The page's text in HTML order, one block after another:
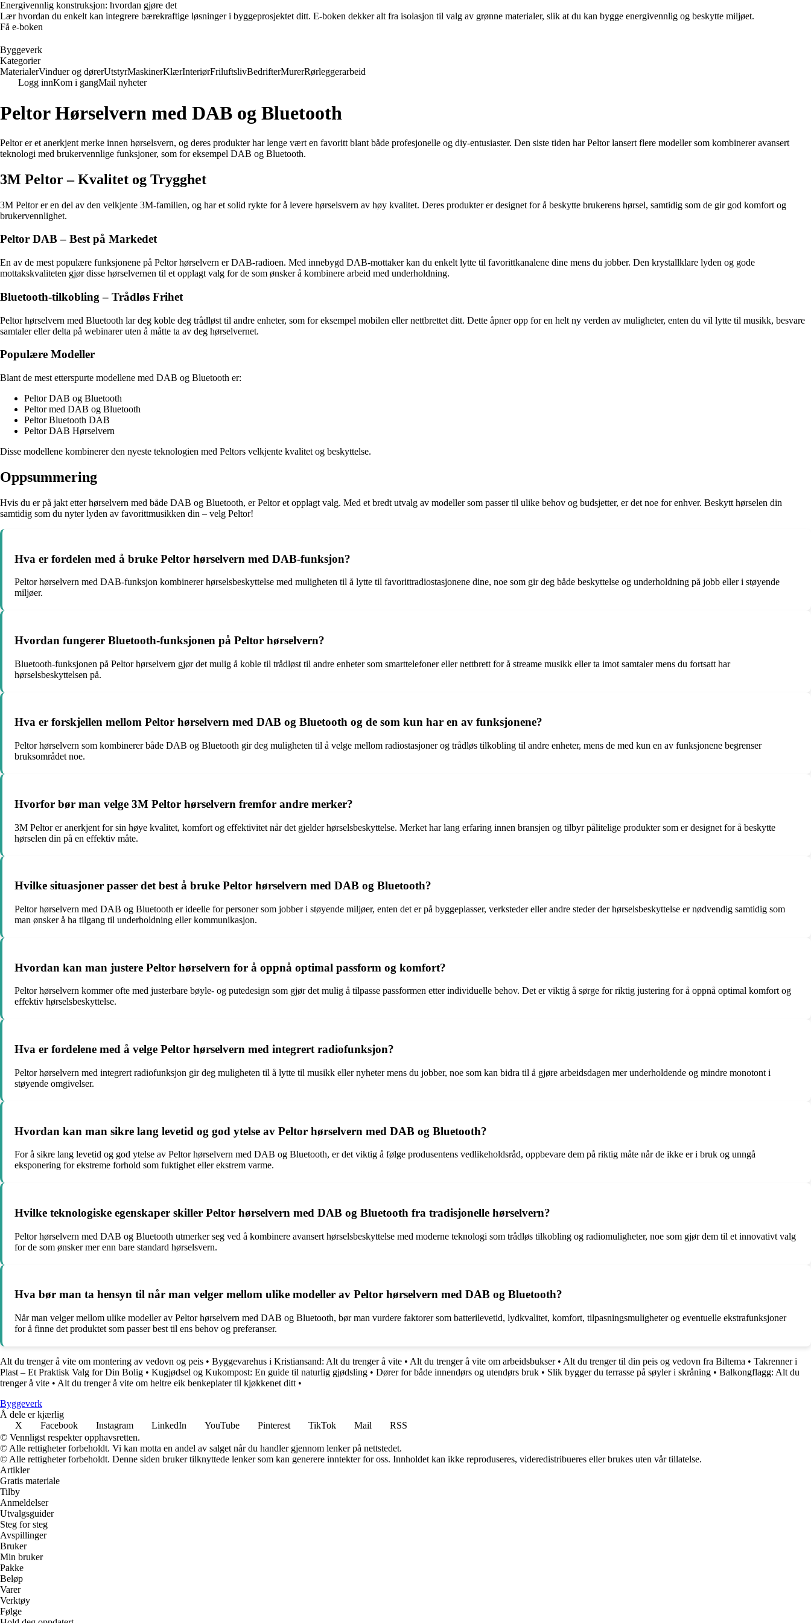
Energivennlig konstruksjon: hvordan gjøre det
Lær hvordan du enkelt kan integrere bærekraftige løsninger i byggeprosjektet ditt. E-boken dekker alt fra isolasjon til valg av grønne materialer, slik at du kan bygge energivennlig og beskytte miljøet.
Få e-boken
Byggeverk
Kategorier
MaterialerVinduer og dørerUtstyrMaskinerKlærInteriørFriluftslivBedrifterMurerRørleggerarbeid
Logg innKom i gangMail nyheter
Peltor Hørselvern med DAB og Bluetooth
Peltor er et anerkjent merke innen hørselsvern, og deres produkter har lenge vært en favoritt blant både profesjonelle og diy-entusiaster. Den siste tiden har Peltor lansert flere modeller som kombinerer avansert
teknologi med brukervennlige funksjoner, som for eksempel DAB og Bluetooth.
3M Peltor – Kvalitet og Trygghet
3M Peltor er en del av den velkjente 3M-familien, og har et solid rykte for å levere hørselsvern av høy kvalitet. Deres produkter er designet for å beskytte brukerens hørsel, samtidig som de gir god komfort og
brukervennlighet.
Peltor DAB – Best på Markedet
En av de mest populære funksjonene på Peltor hørselvern er DAB-radioen. Med innebygd DAB-mottaker kan du enkelt lytte til favorittkanalene dine mens du jobber. Den krystallklare lyden og gode
mottakskvaliteten gjør disse hørselvernen til et opplagt valg for de som ønsker å kombinere arbeid med underholdning.
Bluetooth-tilkobling – Trådløs Frihet
Peltor hørselvern med Bluetooth lar deg koble deg trådløst til andre enheter, som for eksempel mobilen eller nettbrettet ditt. Dette åpner opp for en helt ny verden av muligheter, enten du vil lytte til musikk, besvare
samtaler eller delta på webinarer uten å måtte ta av deg hørselvernet.
Populære Modeller
Blant de mest etterspurte modellene med DAB og Bluetooth er:
Peltor DAB og Bluetooth
Peltor med DAB og Bluetooth
Peltor Bluetooth DAB
Peltor DAB Hørselvern
Disse modellene kombinerer den nyeste teknologien med Peltors velkjente kvalitet og beskyttelse.
Oppsummering
Hvis du er på jakt etter hørselvern med både DAB og Bluetooth, er Peltor et opplagt valg. Med et bredt utvalg av modeller som passer til ulike behov og budsjetter, er det noe for enhver. Beskytt hørselen din
samtidig som du nyter lyden av favorittmusikken din – velg Peltor!
Hva er fordelen med å bruke Peltor hørselvern med DAB-funksjon?
Peltor hørselvern med DAB-funksjon kombinerer hørselsbeskyttelse med muligheten til å lytte til favorittradiostasjonene dine, noe som gir deg både beskyttelse og underholdning på jobb eller i støyende
miljøer.
Hvordan fungerer Bluetooth-funksjonen på Peltor hørselvern?
Bluetooth-funksjonen på Peltor hørselvern gjør det mulig å koble til trådløst til andre enheter som smarttelefoner eller nettbrett for å streame musikk eller ta imot samtaler mens du fortsatt har
hørselsbeskyttelsen på.
Hva er forskjellen mellom Peltor hørselvern med DAB og Bluetooth og de som kun har en av funksjonene?
Peltor hørselvern som kombinerer både DAB og Bluetooth gir deg muligheten til å velge mellom radiostasjoner og trådløs tilkobling til andre enheter, mens de med kun en av funksjonene begrenser
bruksområdet noe.
Hvorfor bør man velge 3M Peltor hørselvern fremfor andre merker?
3M Peltor er anerkjent for sin høye kvalitet, komfort og effektivitet når det gjelder hørselsbeskyttelse. Merket har lang erfaring innen bransjen og tilbyr pålitelige produkter som er designet for å beskytte
hørselen din på en effektiv måte.
Hvilke situasjoner passer det best å bruke Peltor hørselvern med DAB og Bluetooth?
Peltor hørselvern med DAB og Bluetooth er ideelle for personer som jobber i støyende miljøer, enten det er på byggeplasser, verksteder eller andre steder der hørselsbeskyttelse er nødvendig samtidig som
man ønsker å ha tilgang til underholdning eller kommunikasjon.
Hvordan kan man justere Peltor hørselvern for å oppnå optimal passform og komfort?
Peltor hørselvern kommer ofte med justerbare bøyle- og putedesign som gjør det mulig å tilpasse passformen etter individuelle behov. Det er viktig å sørge for riktig justering for å oppnå optimal komfort og
effektiv hørselsbeskyttelse.
Hva er fordelene med å velge Peltor hørselvern med integrert radiofunksjon?
Peltor hørselvern med integrert radiofunksjon gir deg muligheten til å lytte til musikk eller nyheter mens du jobber, noe som kan bidra til å gjøre arbeidsdagen mer underholdende og mindre monotont i
støyende omgivelser.
Hvordan kan man sikre lang levetid og god ytelse av Peltor hørselvern med DAB og Bluetooth?
For å sikre lang levetid og god ytelse av Peltor hørselvern med DAB og Bluetooth, er det viktig å følge produsentens vedlikeholdsråd, oppbevare dem på riktig måte når de ikke er i bruk og unngå
eksponering for ekstreme forhold som fuktighet eller ekstrem varme.
Hvilke teknologiske egenskaper skiller Peltor hørselvern med DAB og Bluetooth fra tradisjonelle hørselvern?
Peltor hørselvern med DAB og Bluetooth utmerker seg ved å kombinere avansert hørselsbeskyttelse med moderne teknologi som trådløs tilkobling og radiomuligheter, noe som gjør dem til et innovativt valg
for de som ønsker mer enn bare standard hørselsvern.
Hva bør man ta hensyn til når man velger mellom ulike modeller av Peltor hørselvern med DAB og Bluetooth?
Når man velger mellom ulike modeller av Peltor hørselvern med DAB og Bluetooth, bør man vurdere faktorer som batterilevetid, lydkvalitet, komfort, tilpasningsmuligheter og eventuelle ekstrafunksjoner
for å finne det produktet som passer best til ens behov og preferanser.
Alt du trenger å vite om montering av vedovn og peis • Byggevarehus i Kristiansand: Alt du trenger å vite • Alt du trenger å vite om arbeidsbukser• Alt du trenger til din peis og vedovn fra Biltema • Takrenner i
Plast – Et Praktisk Valg for Din Bolig • Kugjødsel og Kukompost: En guide til naturlig gjødsling • Dører for både innendørs og utendørs bruk • Slik bygger du terrasse på søyler i skråning • Balkongflagg: Alt du
trenger å vite • Alt du trenger å vite om heltre eik benkeplater til kjøkkenet ditt •
Byggeverk
Å dele er kjærlig
X
Facebook Instagram LinkedIn YouTube Pinterest TikTok Mail
RSS
© Vennligst respekter opphavsretten.
© Alle rettigheter forbeholdt. Vi kan motta en andel av salget når du handler gjennom lenker på nettstedet.
© Alle rettigheter forbeholdt. Denne siden bruker tilknyttede lenker som kan generere inntekter for oss. Innholdet kan ikke reproduseres, videredistribueres eller brukes uten vår tillatelse.
Artikler
Gratis materiale
Tilby
Anmeldelser
Utvalgsguider
Steg for steg
Avspillinger
Bruker
Min bruker
Pakke
Beløp
Varer
Verktøy
Følge